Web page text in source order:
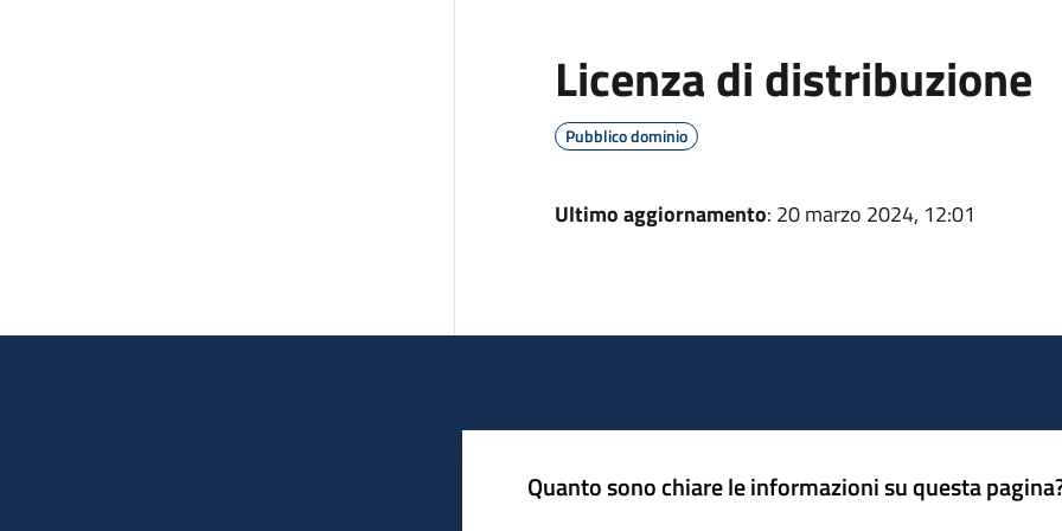
Licenza di distribuzione
Pubblico dominio
Ultimo aggiornamento: 20 marzo 2024, 12:01
Quanto sono chiare le informazioni su questa